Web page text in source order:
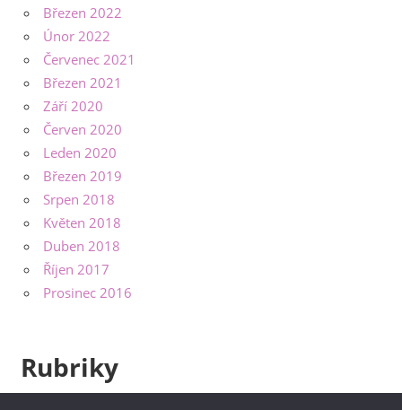
Březen 2022
Únor 2022
Červenec 2021
Březen 2021
Září 2020
Červen 2020
Leden 2020
Březen 2019
Srpen 2018
Květen 2018
Duben 2018
Říjen 2017
Prosinec 2016
Rubriky